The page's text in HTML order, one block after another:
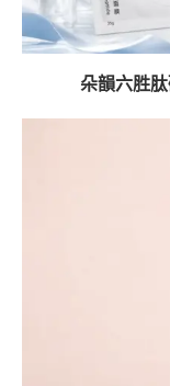
朵韻六胜